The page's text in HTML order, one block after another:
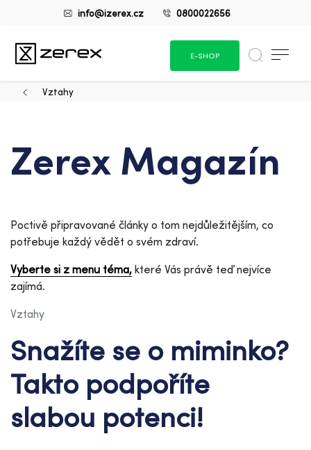
info@izerex.cz 0800022656
E-SHOP
Vztahy
Zerex Magazín
Poctivě připravované články o tom nejdůležitějším, co
potřebuje každý vědět o svém zdraví.
Vyberte si z menu téma, které Vás právě teď nejvíce
zajímá.
Vztahy
Snažíte se o miminko?
Takto podpoříte
slabou potenci!